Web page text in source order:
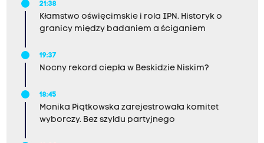
21:38
Kłamstwo oświęcimskie i rola IPN. Historyk o
granicy między badaniem a ściganiem
19:37
Nocny rekord ciepła w Beskidzie Niskim?
18:45
Monika Piątkowska zarejestrowała komitet
wyborczy. Bez szyldu partyjnego